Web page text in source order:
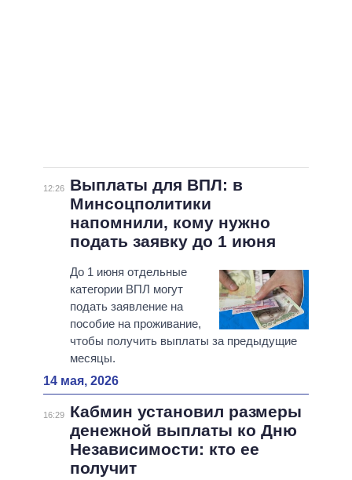
12:26
Выплаты для ВПЛ: в
Минсоцполитики
напомнили, кому нужно
подать заявку до 1 июня
До 1 июня отдельные
категории ВПЛ могут
подать заявление на
пособие на проживание,
чтобы получить выплаты за предыдущие
месяцы.
14 мая, 2026
16:29
Кабмин установил размеры
денежной выплаты ко Дню
Независимости: кто ее
получит